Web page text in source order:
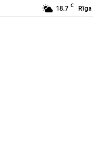
18.7 C Rīga